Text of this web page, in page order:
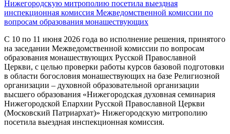
Нижегородскую митрополию посетила выездная
инспекционная комиссия Межведомственной комиссии по
вопросам образования монашествующих
С 10 по 11 июня 2026 года во исполнение решения, принятого
на заседании Межведомственной комиссии по вопросам
образования монашествующих Русской Православной
Церкви, с целью проверки работы курсов базовой подготовки
в области богословия монашествующих на базе Религиозной
организации – духовной образовательной организации
высшего образования «Нижегородская духовная семинария
Нижегородской Епархии Русской Православной Церкви
(Московский Патриархат)» Нижегородскую митрополию
посетила выездная инспекционная комиссия.